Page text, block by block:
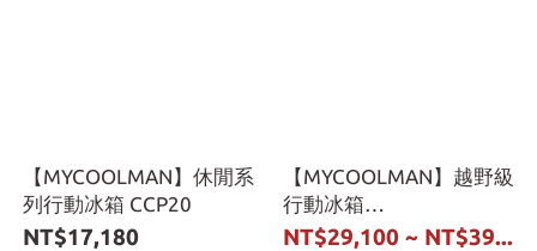
【MYCOOLMAN】休閒系
列行動冰箱 CCP20
NT$17,180
【MYCOOLMAN】越野級
行動冰箱
30L/36L/44L/53L
NT$29,100 ~ NT$39...